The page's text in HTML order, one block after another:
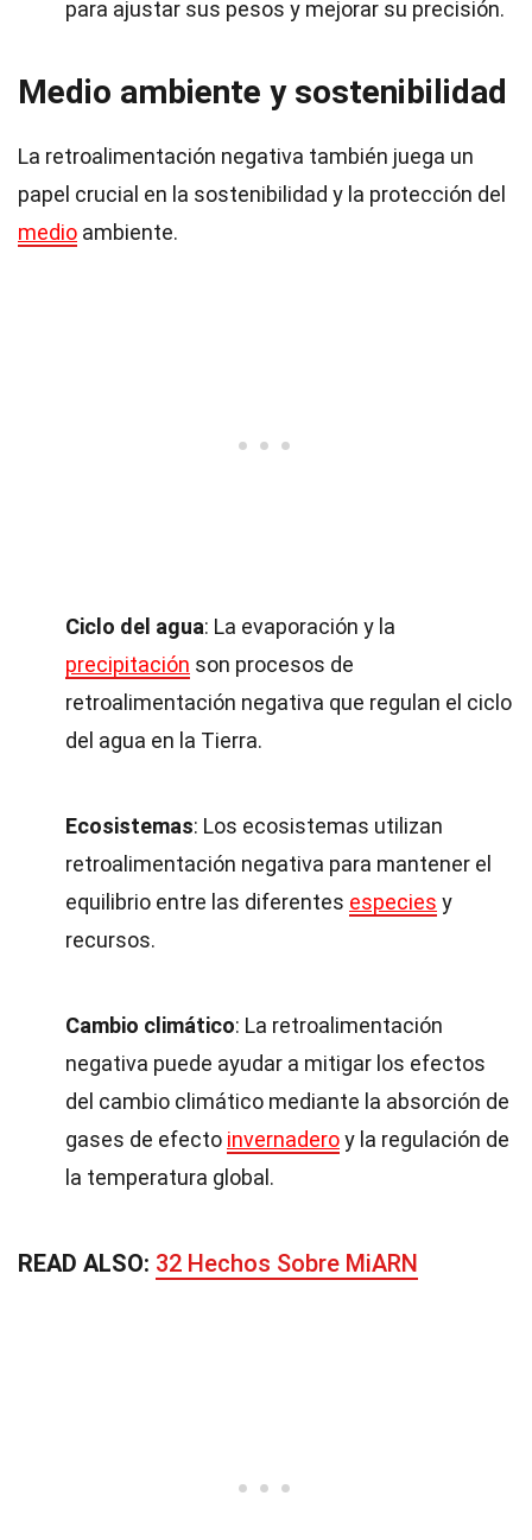
para ajustar sus pesos y mejorar su precisión.
Medio ambiente y sostenibilidad
La retroalimentación negativa también juega un
papel crucial en la sostenibilidad y la protección del
medio ambiente.
Ciclo del agua: La evaporación y la
precipitación son procesos de
retroalimentación negativa que regulan el ciclo
del agua en la Tierra.
Ecosistemas: Los ecosistemas utilizan
retroalimentación negativa para mantener el
equilibrio entre las diferentes especies y
recursos.
Cambio climático: La retroalimentación
negativa puede ayudar a mitigar los efectos
del cambio climático mediante la absorción de
gases de efecto invernaderoy la regulación de
la temperatura global.
READ ALSO: 32 Hechos Sobre MiARN